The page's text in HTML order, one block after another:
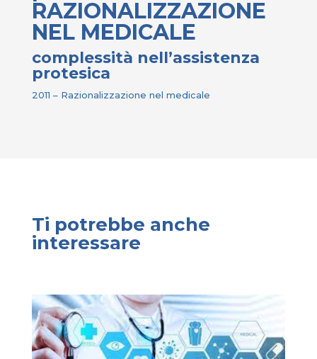
RAZIONALIZZAZIONE
NEL MEDICALE
complessità nell’assistenza
protesica
2011 – Razionalizzazione nel medicale
Ti potrebbe anche
interessare